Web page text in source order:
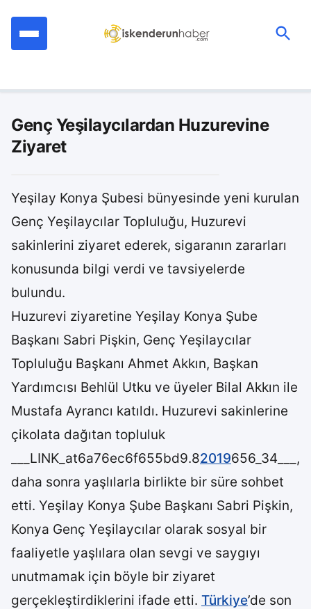
Genç Yeşilaycılardan Huzurevine
Ziyaret
Yeşilay Konya Şubesi bünyesinde yeni kurulan
Genç Yeşilaycılar Topluluğu, Huzurevi
sakinlerini ziyaret ederek, sigaranın zararları
konusunda bilgi verdi ve tavsiyelerde
bulundu.
Huzurevi ziyaretine Yeşilay Konya Şube
Başkanı Sabri Pişkin, Genç Yeşilaycılar
Topluluğu Başkanı Ahmet Akkın, Başkan
Yardımcısı Behlül Utku ve üyeler Bilal Akkın ile
Mustafa Ayrancı katıldı. Huzurevi sakinlerine
çikolata dağıtan topluluk
___LINK_at6a76ec6f655bd9.82019656_34___,
daha sonra yaşlılarla birlikte bir süre sohbet
etti. Yeşilay Konya Şube Başkanı Sabri Pişkin,
Konya Genç Yeşilaycılar olarak sosyal bir
faaliyetle yaşlılara olan sevgi ve saygıyı
unutmamak için böyle bir ziyaret
gerçekleştirdiklerini ifade etti. Türkiye’de son